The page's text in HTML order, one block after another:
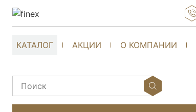
КАТАЛОГ АКЦИИ О КОМПАНИИ